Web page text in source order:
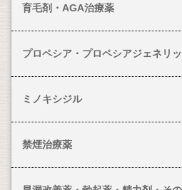
育毛剤・AGA治療薬
プロペシア・プロペシアジェネリ
ミノキシジル
禁煙治療薬